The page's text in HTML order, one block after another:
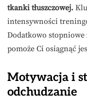
tkanki tłuszczowej.
intensywności
Dodatkowo
pomoże Ci osiągnąć
Motywacja i
odchudzanie